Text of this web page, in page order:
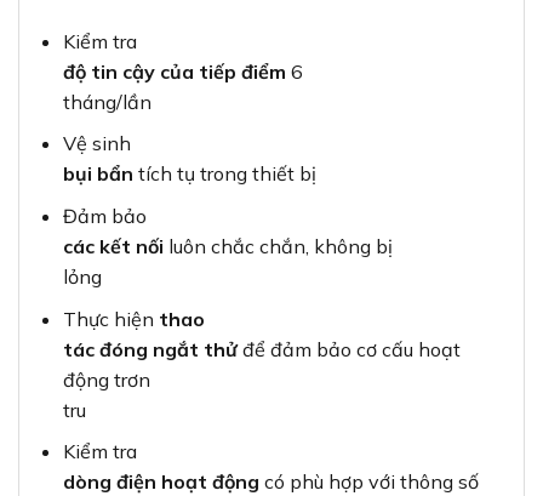
Kiểm tra
độ tin cậy của tiếp điểm 6
tháng/lần
Vệ sinh
bụi bẩn tích tụ trong thiết bị
Đảm bảo
các kết nối luôn chắc chắn, không bị
lỏng
Thực hiện thao
tác đóng ngắt thửđể đảm bảo cơ cấu hoạt
động trơn
tru
Kiểm tra
dòng điện hoạt động có phù hợp với thông số